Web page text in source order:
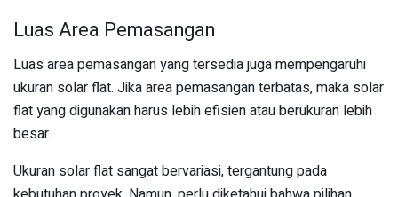
Luas Area Pemasangan
Luas area pemasangan yang tersedia juga mempengaruhi
ukuran solar flat. Jika area pemasangan terbatas, maka solar
flat yang digunakan harus lebih efisien atau berukuran lebih
besar.
Ukuran solar flat sangat bervariasi, tergantung pada